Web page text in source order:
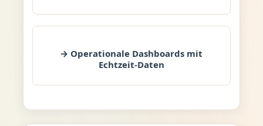
→ Operationale Dashboards mit
Echtzeit-Daten